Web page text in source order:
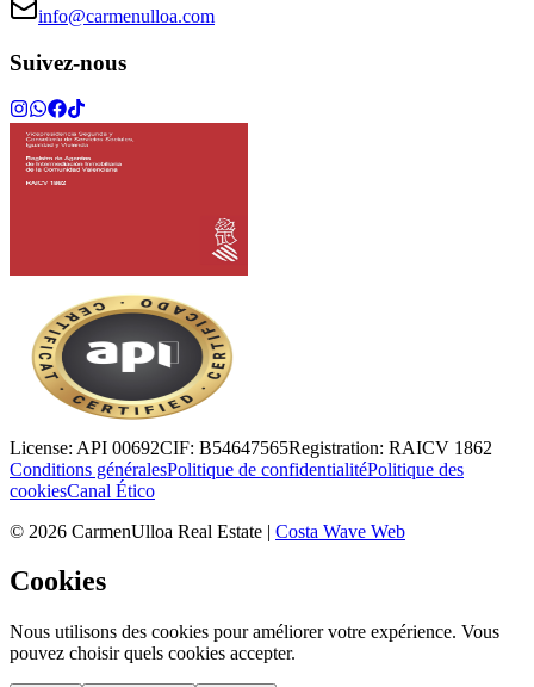
info@carmenulloa.com
Suivez-nous
License: API 00692CIF: B54647565Registration: RAICV 1862
Conditions généralesPolitique de confidentialitéPolitique des
cookiesCanal Ético
© 2026 CarmenUlloa Real Estate | Costa Wave Web
Cookies
Nous utilisons des cookies pour améliorer votre expérience. Vous
pouvez choisir quels cookies accepter.